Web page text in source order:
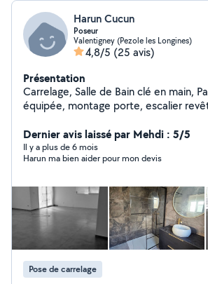
Harun Cucun
Poseur
Valentigney (Pezole les Longines)
4,8/5 (25 avis)
Présentation
Carrelage, Salle de Bain clé en main,
équipée, montage porte, escalier
mesures, ....
Dernier avis laissé par Mehdi : 5/5
Il y a plus de 6 mois
Harun ma bien aider pour mon devis
Pose de carrelage